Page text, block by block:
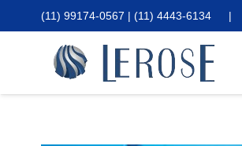
(11) 99174-0567 | (11) 4443-6134 |